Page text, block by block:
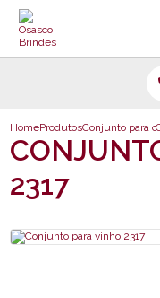
HomeProdutosConjunto para
2317